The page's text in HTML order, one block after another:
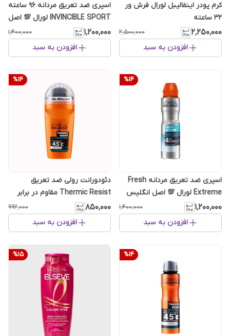
کرم پودر اینفالیبل لورال فرش ور
32 ساعته
۲٬۲۵۰٬۰۰۰ ۲٬۵۰۰٬۰۰۰
افزودن به سبد
اسپری ضد تعریق مردانه 96 ساعته
INVINCIBLE SPORT لورال 💯 اصل
انگلیس
۱٬۲۰۰٬۰۰۰ ۱٬۴۰۰٬۰۰۰
افزودن به سبد
%14
اسپری ضد تعریق مردانه Fresh
Extreme لورال 💯 اصل انگلیس
۱٬۲۰۰٬۰۰۰ ۱٬۴۰۰٬۰۰۰
افزودن به سبد
%14
دئودورانت رولی ضد تعریق
Thermic Resist مقاوم در برابر
گرما لورال
۸۵۰٬۰۰۰ ۹۹۲٬۰۰۰
افزودن به سبد
%14
%15